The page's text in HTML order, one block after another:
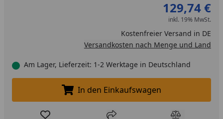
129,74 €
inkl. 19% MwSt.
Kostenfreier Versand in DE
Versandkosten nach Menge und Land
Am Lager, Lieferzeit: 1-2 Werktage in Deutschland
In den Einkaufswagen legen
In den Einkaufswagen